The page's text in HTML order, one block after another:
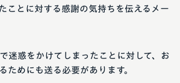
ことに対する感謝の気持ちを伝えるメー
迷惑をかけてしまったことに対して、お
ためにも送る必要があります。